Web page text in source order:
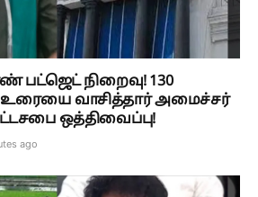
பட்ஜெட் நிறைவு! 130
உரையை வாசித்தார் அமைச்சர்
ஒத்திவைப்பு!
ago